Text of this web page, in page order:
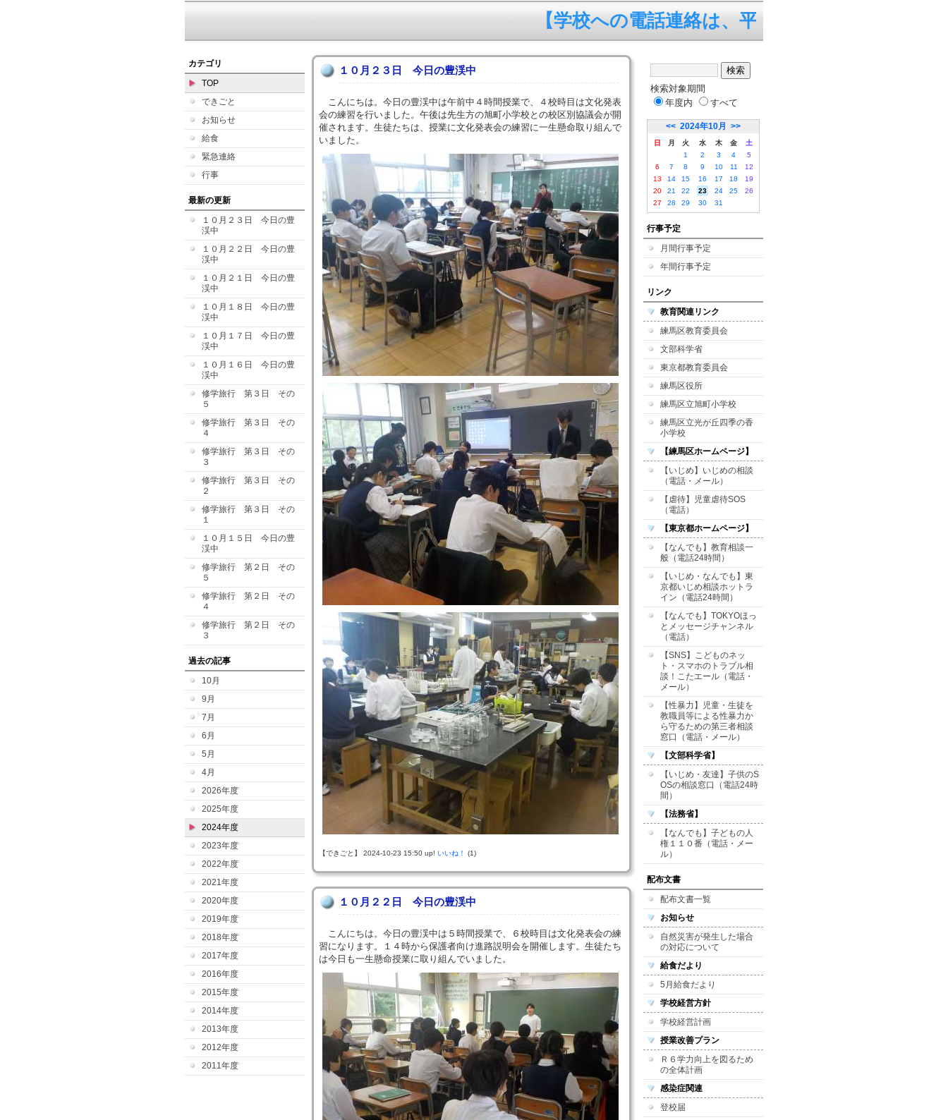
【学校への電話連絡は、平日の7:45～19:00
カテゴリ
TOP
できごと
お知らせ
給食
緊急連絡
行事
最新の更新
１０月２３日 今日の豊
渓中
１０月２２日 今日の豊
渓中
１０月２１日 今日の豊
渓中
１０月１８日 今日の豊
渓中
１０月１７日 今日の豊
渓中
１０月１６日 今日の豊
渓中
修学旅行 第３日 その
５
修学旅行 第３日 その
４
修学旅行 第３日 その
３
修学旅行 第３日 その
２
修学旅行 第３日 その
１
１０月１５日 今日の豊
渓中
修学旅行 第２日 その
５
修学旅行 第２日 その
４
修学旅行 第２日 その
３
過去の記事
10月
9月
7月
6月
5月
4月
2026年度
2025年度
2024年度
2023年度
2022年度
2021年度
2020年度
2019年度
2018年度
2017年度
2016年度
2015年度
2014年度
2013年度
2012年度
2011年度
１０月２３日 今日の豊渓中
こんにちは。今日の豊渓中は午前中４時間授業で、４校時目は文化発表
会の練習を行いました。午後は先生方の旭町小学校との校区別協議会が開
催されます。生徒たちは、授業に文化発表会の練習に一生懸命取り組んで
いました。
【できごと】 2024-10-23 15:50 up! いいね！ (1)
１０月２２日 今日の豊渓中
こんにちは。今日の豊渓中は５時間授業で、６校時目は文化発表会の練
習になります。１４時から保護者向け進路説明会を開催します。生徒たち
は今日も一生懸命授業に取り組んでいました。
検索対象期間
年度内
すべて
<< 2024年10月 >>
日 月 火 水 木 金
土
1
2 3 4
5
6
7 8 9 10 11
12
13
14 15 16 17 18
19
20
21 22 23 24 25
26
27
28 29 30 31
行事予定
月間行事予定
年間行事予定
リンク
教育関連リンク
練馬区教育委員会
文部科学省
東京都教育委員会
練馬区役所
練馬区立旭町小学校
練馬区立光が丘四季の香
小学校
【練馬区ホームページ】
【いじめ】いじめの相談
（電話・メール）
【虐待】児童虐待SOS
（電話）
【東京都ホームページ】
【なんでも】教育相談一
般（電話24時間）
【いじめ・なんでも】東
京都いじめ相談ホットラ
イン（電話24時間）
【なんでも】TOKYOほっ
とメッセージチャンネル
（電話）
【SNS】こどものネッ
ト・スマホのトラブル相
談！こたエール（電話・
メール）
【性暴力】児童・生徒を
教職員等による性暴力か
ら守るための第三者相談
窓口（電話・メール）
【文部科学省】
【いじめ・友達】子供のS
OSの相談窓口（電話24時
間）
【法務省】
【なんでも】子どもの人
権１１０番（電話・メー
ル）
配布文書
配布文書一覧
お知らせ
自然災害が発生した場合
の対応について
給食だより
5月給食だより
学校経営方針
学校経営計画
授業改善プラン
Ｒ６学力向上を図るため
の全体計画
感染症関連
登校届